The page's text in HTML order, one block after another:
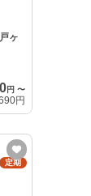
ヶ
円 〜
円
定期